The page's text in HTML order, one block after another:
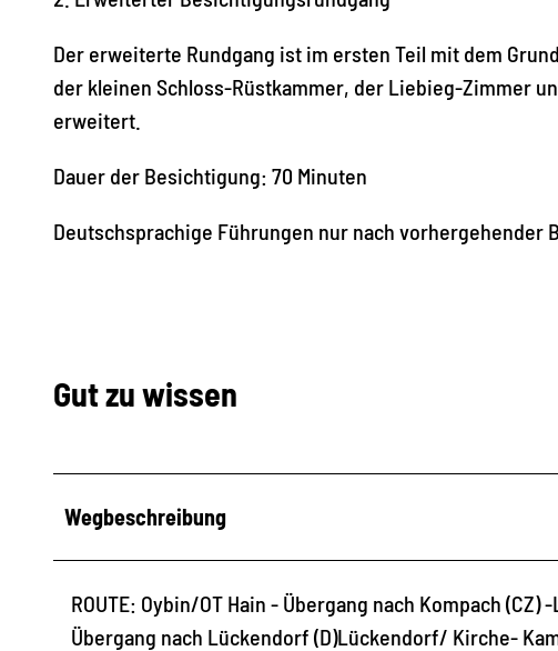
Der erweiterte Rundgang ist im ersten Teil mit dem
der kleinen Schloss-Rüstkammer, der Liebieg-Zimmer
erweitert.
Dauer der Besichtigung: 70 Minuten
Deutschsprachige Führungen nur nach vorhergehender
Gut zu wissen
Wegbeschreibung
ROUTE: Oybin/OT Hain - Übergang nach Kompach
Übergang nach Lückendorf (D)Lückendorf/ Kirche-